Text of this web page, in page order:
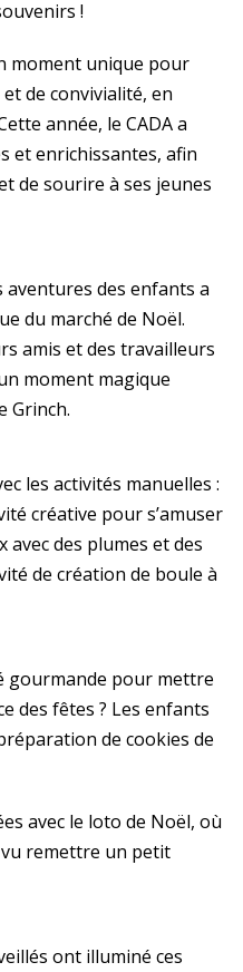
!
moment unique pour
de convivialité, en
année, le CADA a
et enrichissantes, afin
de sourire à ses jeunes
aventures des enfants a
du marché de Noël.
amis et des travailleurs
moment magique
Grinch.
les activités manuelles :
créative pour s’amuser
avec des plumes et des
de création de boule à
gourmande pour mettre
des fêtes ? Les enfants
de cookies de
avec le loto de Noël, où
remettre un petit
ont illuminé ces